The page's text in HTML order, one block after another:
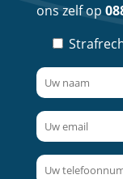
ons zelf op